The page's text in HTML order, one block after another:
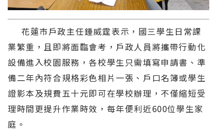
花蓮市戶政主任鍾威霆表示，國三學生日常課
業繁重，且即將面臨會考，戶政人員將攜帶行動化
設備進入校園服務，各校學生只需填寫申請書、準
備二年內符合規格彩色相片一張、戶口名簿或學生
證影本及規費五十元即可在學校辦理，不僅縮短受
理時間更提升作業時效，每年便利近600位學生家
庭。